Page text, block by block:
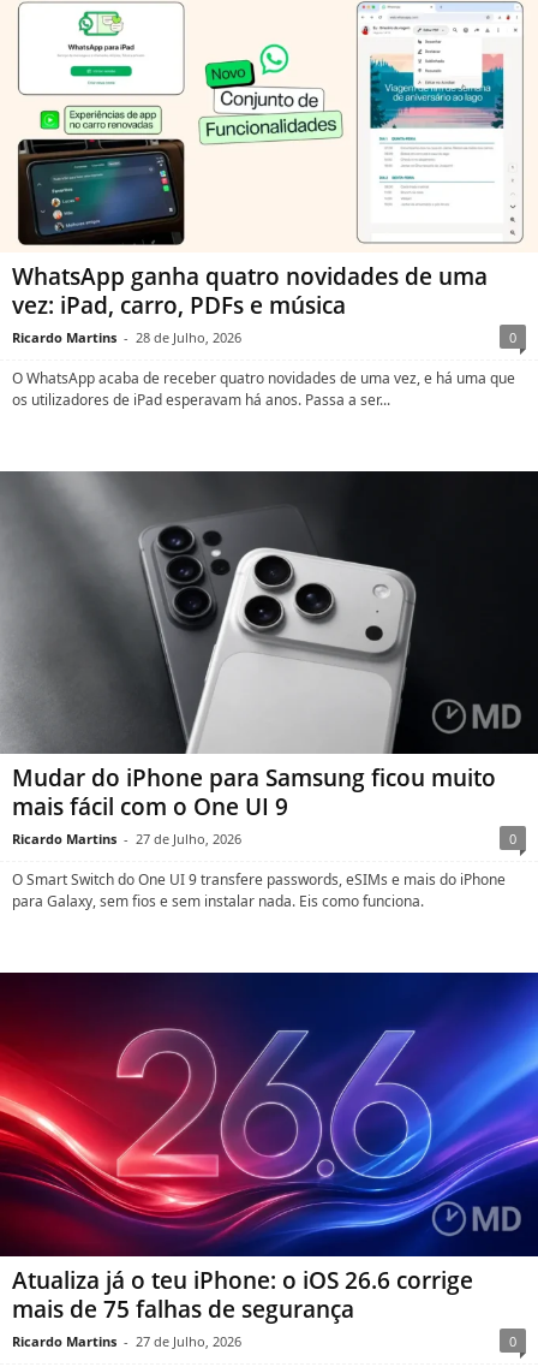
WhatsApp ganha quatro novidades de uma
vez: iPad, carro, PDFs e música
Ricardo Martins - 28 de Julho, 2026 0
O WhatsApp acaba de receber quatro novidades de uma vez, e há uma que
os utilizadores de iPad esperavam há anos. Passa a ser...
Mudar do iPhone para Samsung ficou muito
mais fácil com o One UI 9
Ricardo Martins - 27 de Julho, 2026 0
O Smart Switch do One UI 9 transfere passwords, eSIMs e mais do iPhone
para Galaxy, sem fios e sem instalar nada. Eis como funciona.
Atualiza já o teu iPhone: o iOS 26.6 corrige
mais de 75 falhas de segurança
Ricardo Martins - 27 de Julho, 2026 0